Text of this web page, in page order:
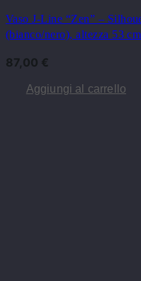
Vaso J-Line “Zen” –
(bianco/nero), altezza 53 cm
87,00 €
Aggiungi al carrello